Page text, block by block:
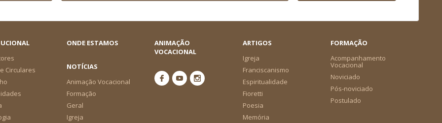
Circulares
ONDE ESTAMOS
ANIMAÇÃO
VOCACIONAL
ARTIGOS
Igreja
Franciscanismo
Espiritualidade
Fioretti
Poesia
Memória
FORMAÇÃO
Acompanhamento
Vocacional
Noviciado
Pós-noviciado
Postulado
NOTÍCIAS
Animação Vocacional
Formação
Geral
Igreja